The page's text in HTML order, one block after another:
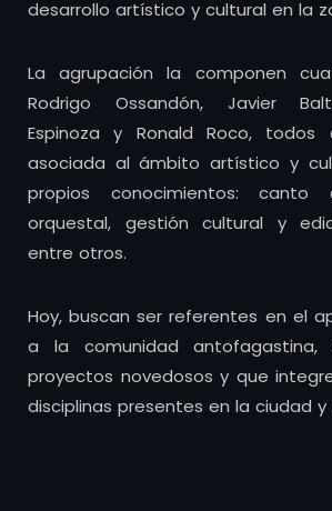
desarrollo artístico y cultural en la
La agrupación la componen
Rodrigo Ossandón, Javier
Espinoza y Ronald Roco, todos
asociada al ámbito artístico y
propios conocimientos: canto
orquestal, gestión cultural y
entre otros.
Hoy, buscan ser referentes en el
a la comunidad antofagastina,
proyectos novedosos y que
disciplinas presentes en la ciudad y